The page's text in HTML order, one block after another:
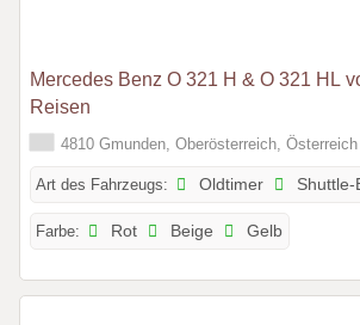
Mercedes Benz O 321 H & O 321 HL
Reisen
4810 Gmunden, Oberösterreich, Österreich
Art des Fahrzeugs: Oldtimer Shuttle-
Farbe: Rot Beige Gelb